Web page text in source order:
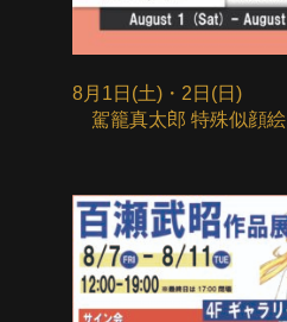
8月1日(土)・2日(日)
駕籠真太郎 特殊似顔絵